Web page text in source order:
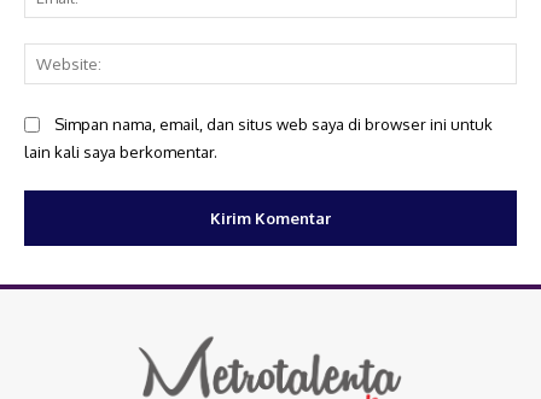
Simpan nama, email, dan situs web saya di browser ini untuk
lain kali saya berkomentar.